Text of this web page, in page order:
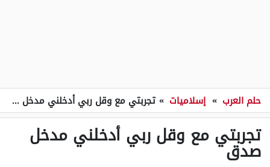
حلم العرب » إسلاميات » تجربتي مع وقل ربي أدخلني مدخل صدق
تجربتي مع وقل ربي أدخلني مدخل
صدق